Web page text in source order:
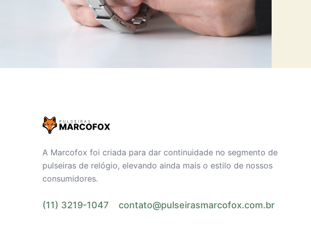
A Marcofox foi criada para dar continuidade no segmento de
pulseiras de relógio, elevando ainda mais o estilo de nossos
consumidores.
(11) 3219-1047 contato@pulseirasmarcofox.com.br